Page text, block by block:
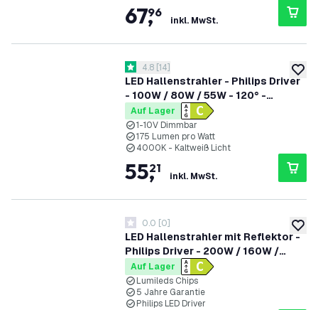
67,
96
inkl. MwSt.
zur
LED Hallenstrahler - Philips Driver
- 100W / 80W / 55W - 120° -
175lm/W - 4000K - IP65 - Dimmbar
- 5 Jahre Garantie - GS-geprüft
Bewertungsbereich öffnen
4.8 Bewertungssterne
4.8 [14]
Auf Lager
1-10V Dimmbar
175 Lumen pro Watt
4000K - Kaltweiß Licht
55,
21
inkl. MwSt.
zur
LED Hallenstrahler mit Reflektor -
Philips Driver - 200W / 160W /
120W - 90° - 175lm/W - 4000K -
IP65 - Dimmbar - 5 Jahre Garantie -
GS-geprüft
0 Bewertungssterne
0.0 [0]
Auf Lager
Lumileds Chips
5 Jahre Garantie
Philips LED Driver